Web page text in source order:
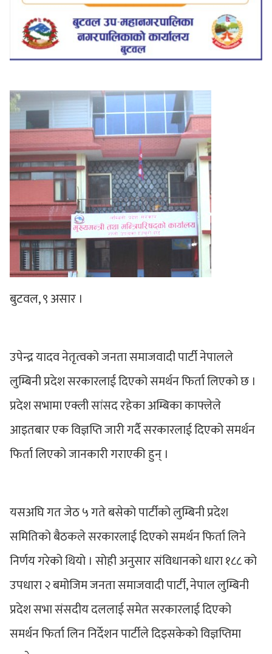
बुटवल, ९ असार ।
उपेन्द्र यादव नेतृत्वको जनता समाजवादी पार्टी नेपालले
लुम्बिनी प्रदेश सरकारलाई दिएको समर्थन फिर्ता लिएको छ ।
प्रदेश सभामा एक्ली सांसद रहेका अम्बिका काफ्लेले
आइतबार एक विज्ञप्ति जारी गर्दै सरकारलाई दिएको समर्थन
फिर्ता लिएको जानकारी गराएकी हुन् ।
यसअघि गत जेठ ५ गते बसेको पार्टीको लुम्बिनी प्रदेश
समितिको बैठकले सरकारलाई दिएको समर्थन फिर्ता लिने
निर्णय गरेको थियो । सोही अनुसार संविधानको धारा १८८ को
उपधारा २ बमोजिम जनता समाजवादी पार्टी, नेपाल लुम्बिनी
प्रदेश सभा संसदीय दललाई समेत सरकारलाई दिएको
समर्थन फिर्ता लिन निर्देशन पार्टीले दिइसकेको विज्ञप्तिमा